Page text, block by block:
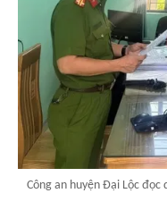
Công an huyện Đại Lộc